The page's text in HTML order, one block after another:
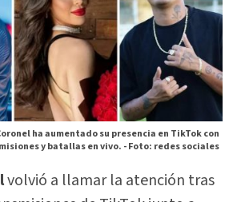
ha aumentado su presencia en TikTok con
y batallas en vivo. -Foto: redes sociales
volvió a llamar la atención tras